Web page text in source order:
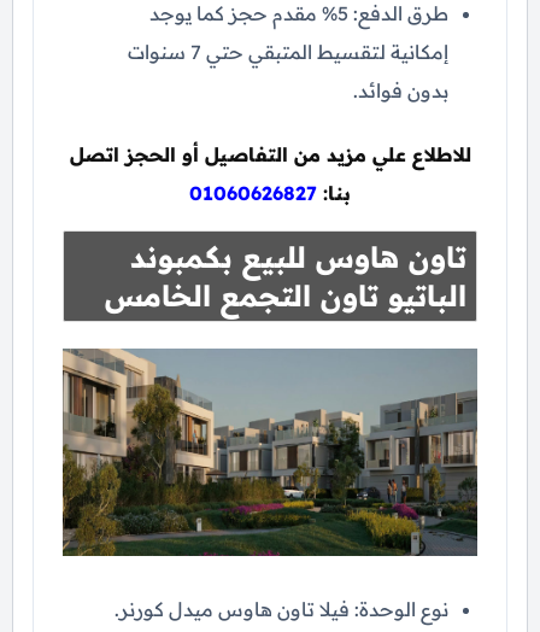
طرق الدفع: 5% مقدم حجز كما يوجد
إمكانية لتقسيط المتبقي حتي 7 سنوات
بدون فوائد.
للاطلاع علي مزيد من التفاصيل أو الحجز اتصل
بنا: 01060626827
تاون هاوس للبيع بكمبوند
الباتيو تاون التجمع الخامس
نوع الوحدة: فيلا تاون هاوس ميدل كورنر.